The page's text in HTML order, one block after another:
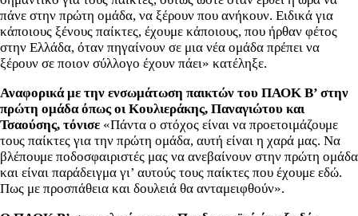
πάνε στην πρώτη ομάδα, να ξέρουν που ανήκουν. Ειδικά για
κάποιους ξένους παίκτες, έχουμε κάποιους, που ήρθαν φέτος
στην Ελλάδα, όταν πηγαίνουν σε μια νέα ομάδα πρέπει να
ξέρουν σε ποιον σύλλογο έχουν πάει» κατέληξε.
Αναφορικά με την ενσωμάτωση παικτών του ΠΑΟΚ Β’ στην
πρώτη ομάδα όπως οι Κουλιεράκης, Παναγιώτου και
Τσαούσης, τόνισε «Πάντα ο στόχος είναι να προετοιμάζουμε
τους παίκτες για την πρώτη ομάδα, αυτή είναι η χαρά μας. Να
βλέπουμε ποδοσφαιριστές μας να ανεβαίνουν στην πρώτη ομάδα
και είναι παράδειγμα γι’ αυτούς τους παίκτες που έχουμε εδώ.
Πως με προσπάθεια και δουλειά θα ανταμειφθούν».